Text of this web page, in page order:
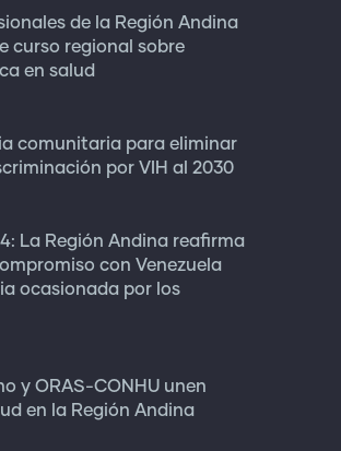
de la Región Andina
curso regional sobre
en salud
comunitaria para eliminar
por VIH al 2030
La Región Andina reafirma
con Venezuela
ocasionada por los
y ORAS-CONHU unen
en la Región Andina